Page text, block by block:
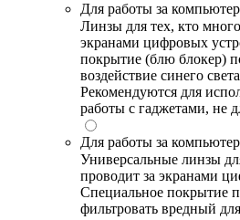
Для работы за
Линзы для тех, кто
экранами цифровых
покрытие (блю блокер)
воздействие синего
Рекомендуются для
работы с гаджетами, не
Для работы за
Универсальные линзы
проводит за экранами
Специальное покрытие
фильтровать вредный